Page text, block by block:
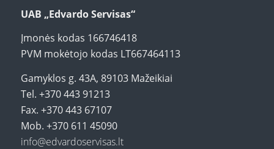
UAB „Edvardo Servisas“
Įmonės kodas 166746418
PVM mokėtojo kodas LT667464113
Gamyklos g. 43A, 89103 Mažeikiai
Tel. +370 443 91213
Fax. +370 443 67107
Mob. +370 611 45090
info@edvardoservisas.lt